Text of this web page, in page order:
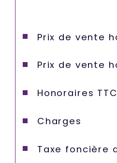
Prix de vente
Prix de vente
Honoraires
Charges
Taxe foncière